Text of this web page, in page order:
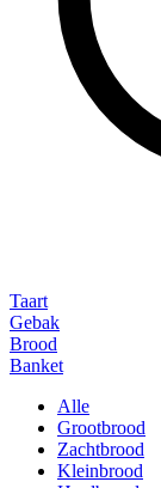
Taart
Gebak
Brood
Banket
Alle
Grootbrood
Zachtbrood
Kleinbrood